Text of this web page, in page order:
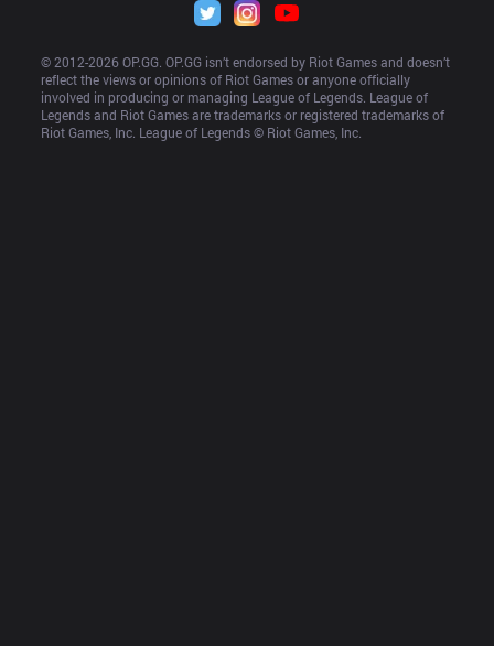
© 2012-2026 OP.GG. OP.GG isn’t endorsed by Riot Games and doesn’t
reflect the views or opinions of Riot Games or anyone officially
involved in producing or managing League of Legends. League of
Legends and Riot Games are trademarks or registered trademarks of
Riot Games, Inc. League of Legends © Riot Games, Inc.